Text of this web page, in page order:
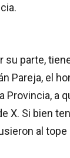
su parte,
Pareja, el
Provincia, a
X. Si bien
al